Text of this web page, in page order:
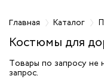
работников
Главная Каталог
Костюмы для
Товары по запросу не
запрос.